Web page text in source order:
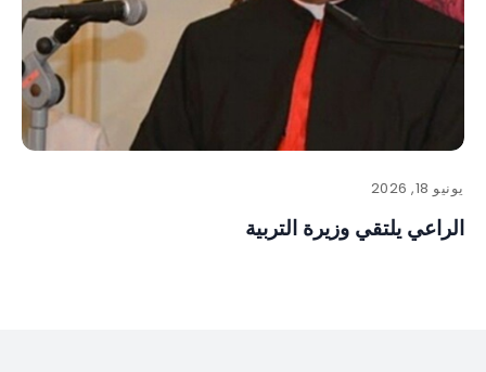
يونيو 18, 2026
الراعي يلتقي وزيرة التربية